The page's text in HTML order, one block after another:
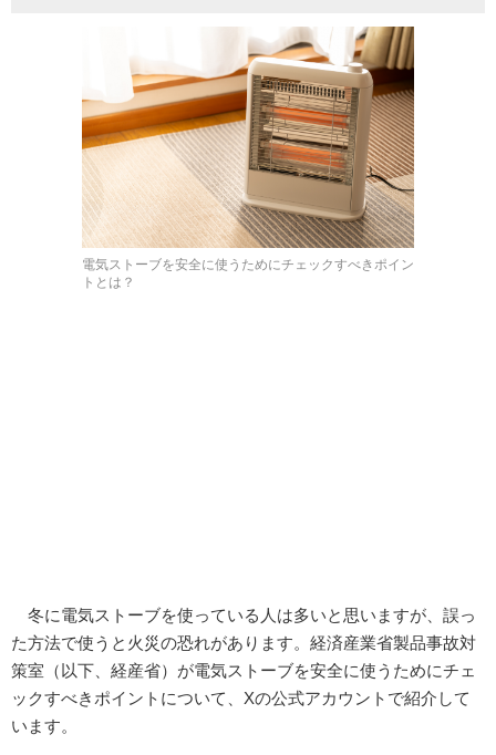
電気ストーブを安全に使うためにチェックすべきポイン
トとは？
冬に電気ストーブを使っている人は多いと思いますが、誤っ
た方法で使うと火災の恐れがあります。経済産業省製品事故対
策室（以下、経産省）が電気ストーブを安全に使うためにチェ
ックすべきポイントについて、Xの公式アカウントで紹介して
います。